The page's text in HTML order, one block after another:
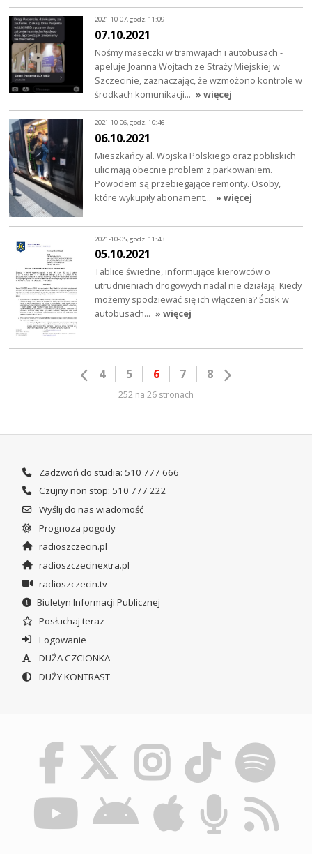
2021-10-07, godz. 11:09
07.10.2021
Nośmy maseczki w tramwajach i autobusach -
apeluje Joanna Wojtach ze Straży Miejskiej w
Szczecinie, zaznaczając, że wzmożono kontrole w
środkach komunikacji… » więcej
2021-10-06, godz. 10:46
06.10.2021
Mieszkańcy al. Wojska Polskiego oraz pobliskich
ulic mają obecnie problem z parkowaniem.
Powodem są przebiegające remonty. Osoby,
które wykupiły abonament… » więcej
2021-10-05, godz. 11:43
05.10.2021
Tablice świetlne, informujące kierowców o
utrudnieniach drogowych nadal nie działają. Kiedy
możemy spodziewać się ich włączenia? Ścisk w
autobusach… » więcej
4 5 6 7 8
252 na 26 stronach
Zadzwoń do studia: 510 777 666
Czujny non stop: 510 777 222
Wyślij do nas wiadomość
Prognoza pogody
radioszczecin.pl
radioszczecinextra.pl
radioszczecin.tv
Biuletyn Informacji Publicznej
Posłuchaj teraz
Logowanie
DUŻA CZCIONKA
DUŻY KONTRAST